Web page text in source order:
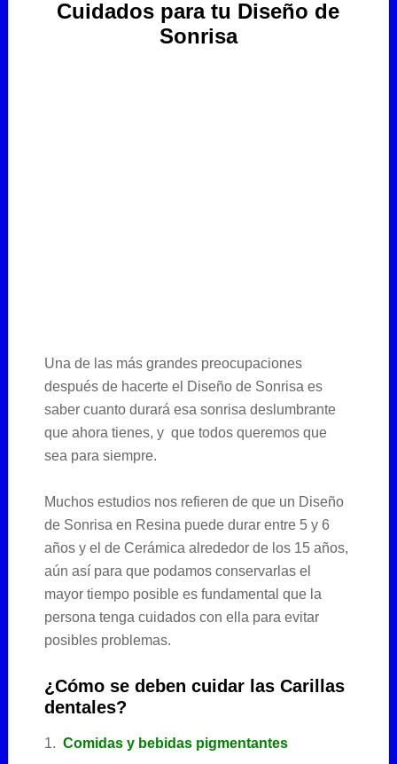
Cuidados para tu Diseño de
Sonrisa
Una de las más grandes preocupaciones
después de hacerte el Diseño de Sonrisa es
saber cuanto durará esa sonrisa deslumbrante
que ahora tienes, y que todos queremos que
sea para siempre.
Muchos estudios nos refieren de que un Diseño
de Sonrisa en Resina puede durar entre 5 y 6
años y el de Cerámica alrededor de los 15 años,
aún así para que podamos conservarlas el
mayor tiempo posible es fundamental que la
persona tenga cuidados con ella para evitar
posibles problemas.
¿Cómo se deben cuidar las Carillas
dentales?
1. Comidas y bebidas pigmentantes